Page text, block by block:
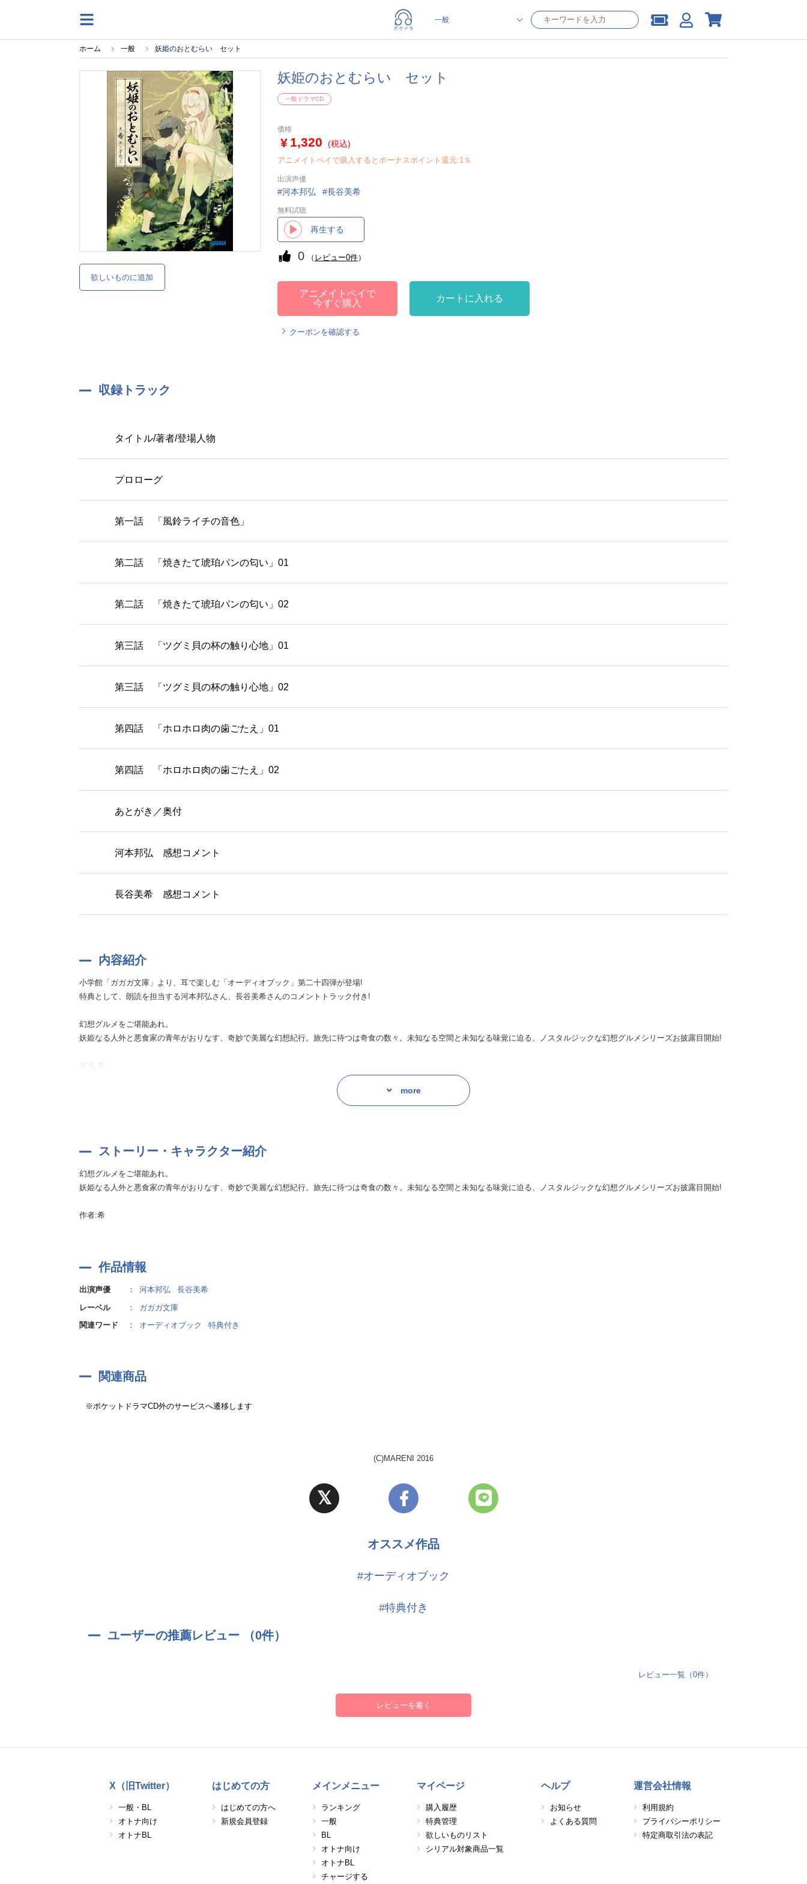
ホーム 一般 妖姫のおとむらい セット
欲しいものに追加
妖姫のおとむらい セット
一般ドラマCD
価格
1,320 (税込)
アニメイトペイで購入するとボーナスポイント還元:1％
出演声優
河本邦弘 長谷美希
無料試聴
再生する
0 （ レビュー0件）
アニメイトペイで
今すぐ購入
カートに入れる
クーポンを確認する
収録トラック
タイトル/著者/登場人物
プロローグ
第一話 「風鈴ライチの音色」
第二話 「焼きたて琥珀パンの匂い」01
第二話 「焼きたて琥珀パンの匂い」02
第三話 「ツグミ貝の杯の触り心地」01
第三話 「ツグミ貝の杯の触り心地」02
第四話 「ホロホロ肉の歯ごたえ」01
第四話 「ホロホロ肉の歯ごたえ」02
あとがき／奥付
河本邦弘 感想コメント
長谷美希 感想コメント
内容紹介
小学館「ガガガ文庫」より、耳で楽しむ「オーディオブック」第二十四弾が登場!
特典として、朗読を担当する河本邦弘さん、長谷美希さんのコメントトラック付き!
幻想グルメをご堪能あれ。
妖姫なる人外と悪食家の青年がおりなす、奇妙で美麗な幻想紀行。旅先に待つは奇食の数々。未知なる空間と未知なる味覚に迫る、ノスタルジックな幻想グルメシリーズお披露目開始!
more
ストーリー・キャラクター紹介
幻想グルメをご堪能あれ。
妖姫なる人外と悪食家の青年がおりなす、奇妙で美麗な幻想紀行。旅先に待つは奇食の数々。未知なる空間と未知なる味覚に迫る、ノスタルジックな幻想グルメシリーズお披露目開始!
作者:希
作品情報
出演声優 ： 河本邦弘
長谷美希
レーベル
：
ガガガ文庫
関連ワード
： オーディオブック 特典付き
関連商品
※ポケットドラマCD外のサービスへ遷移します
(C)MARENI 2016
オススメ作品
#オーディオブック
#特典付き
ユーザーの推薦レビュー （0件）
レビュー一覧（0件）
レビューを書く
X（旧Twitter）
一般・BL
オトナ向け
オトナBL
はじめての方
はじめての方へ
新規会員登録
メインメニュー
ランキング
一般
BL
オトナ向け
オトナBL
チャージする
マイページ
購入履歴
特典管理
欲しいものリスト
シリアル対象商品一覧
ヘルプ
お知らせ
よくある質問
運営会社情報
利用規約
プライバシーポリシー
特定商取引法の表記